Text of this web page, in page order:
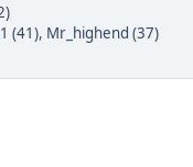
(41), Mr_highend (37)